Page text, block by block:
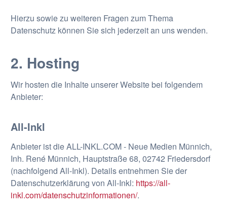
Hierzu sowie zu weiteren Fragen zum Thema
Datenschutz können Sie sich jederzeit an uns wenden.
2. Hosting
Wir hosten die Inhalte unserer Website bei folgendem
Anbieter:
All-Inkl
Anbieter ist die ALL-INKL.COM - Neue Medien Münnich,
Inh. René Münnich, Hauptstraße 68, 02742 Friedersdorf
(nachfolgend All-Inkl). Details entnehmen Sie der
Datenschutzerklärung von All-Inkl: https://all-
inkl.com/datenschutzinformationen/.